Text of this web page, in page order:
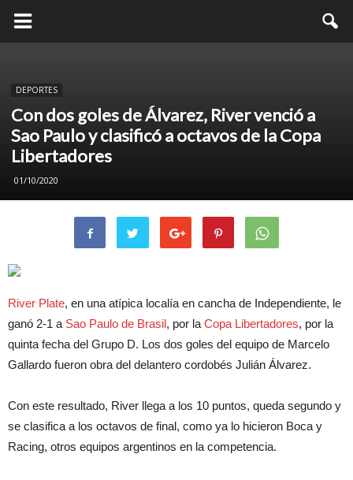
DEPORTES
Con dos goles de Álvarez, River venció a
Sao Paulo y clasificó a octavos de la Copa
Libertadores
01/10/2020
River Plate, en una atípica localía en cancha de Independiente, le
ganó 2-1 a Sao Paulo de Brasil, por la Copa Libertadores, por la
quinta fecha del Grupo D. Los dos goles del equipo de Marcelo
Gallardo fueron obra del delantero cordobés Julián Álvarez.
Con este resultado, River llega a los 10 puntos, queda segundo y
se clasifica a los octavos de final, como ya lo hicieron Boca y
Racing, otros equipos argentinos en la competencia.